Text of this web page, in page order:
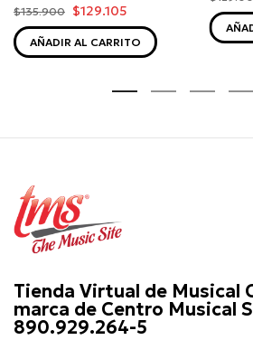
$135.900 $129.105
AÑADIR AL CARRITO
Tienda Virtual de Musical
marca de Centro Musical
890.929.264-5